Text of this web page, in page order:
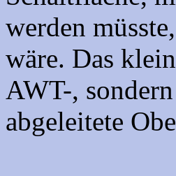
werden
wäre. Das
AWT-,
abgeleitete